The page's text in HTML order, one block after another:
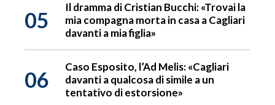
05
Il dramma di Cristian Bucchi: «Trovai la
mia compagna morta in casa a Cagliari
davanti a mia figlia»
06
Caso Esposito, l’Ad Melis: «Cagliari
davanti a qualcosa di simile a un
tentativo di estorsione»